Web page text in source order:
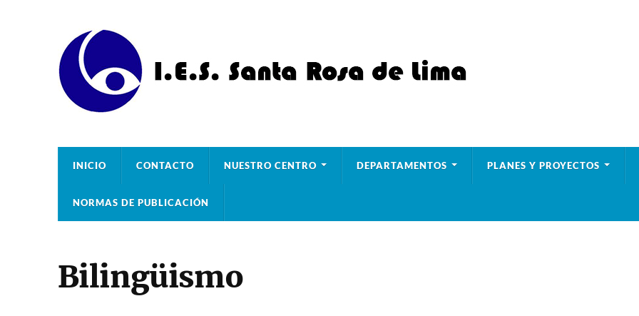
INICIO CONTACTO NUESTRO CENTRO DEPARTAMENTOS PLANES Y PROYECTOS
NORMAS DE PUBLICACIÓN
Bilingüismo